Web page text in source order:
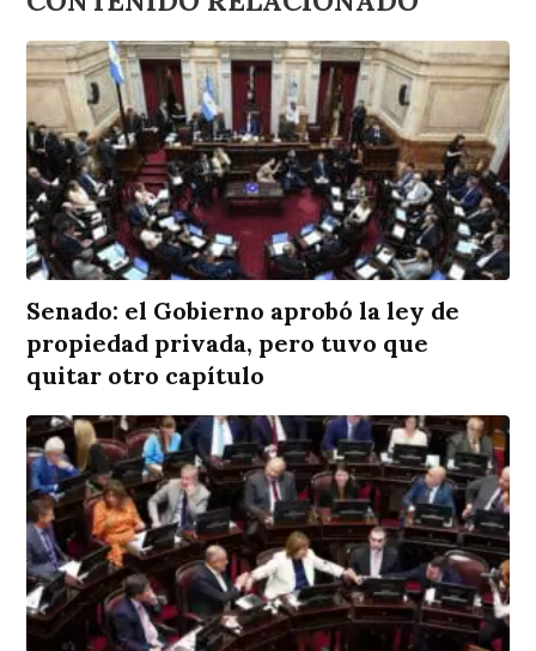
Senado: el Gobierno aprobó la ley de
propiedad privada, pero tuvo que
quitar otro capítulo